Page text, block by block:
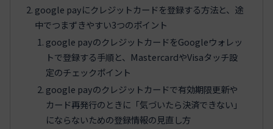
google payにクレジットカードを登録する方法と、途
中でつまずきやすい3つのポイント
google payのクレジットカードをGoogleウォレッ
トで登録する手順と、MastercardやVisaタッチ設
定のチェックポイント
google payのクレジットカードで有効期限更新や
カード再発行のときに「気づいたら決済できない」
にならないための登録情報の見直し方